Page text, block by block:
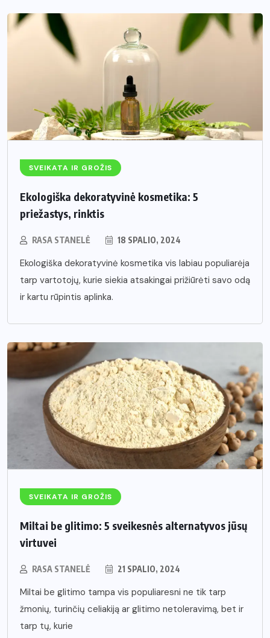
SVEIKATA IR GROŽIS
Ekologiška dekoratyvinė kosmetika: 5
priežastys, rinktis
RASA STANELĖ 18 SPALIO, 2024
Ekologiška dekoratyvinė kosmetika vis labiau populiarėja
tarp vartotojų, kurie siekia atsakingai prižiūrėti savo odą
ir kartu rūpintis aplinka.
SVEIKATA IR GROŽIS
Miltai be glitimo: 5 sveikesnės alternatyvos jūsų
virtuvei
RASA STANELĖ 21 SPALIO, 2024
Miltai be glitimo tampa vis populiaresni ne tik tarp
žmonių, turinčių celiakiją ar glitimo netoleravimą, bet ir
tarp tų, kurie